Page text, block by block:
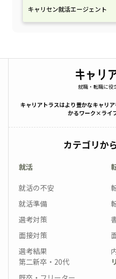
キャリセン就活エージェント
就職・転職に役
キャリアトラスはより豊かなキャリ
かるワーク×ライ
カテゴリか
就活
就活の不安
就活準備
選考対策
面接対策
選考結果
第二新卒・20代